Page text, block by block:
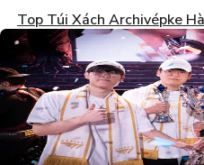
Top Túi Xách Archivépke